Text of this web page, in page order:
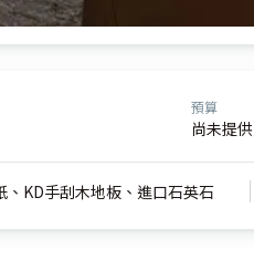
預算
尚未提供
KD手刮木地板、進口石英石